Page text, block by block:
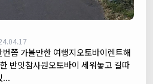
쯤 가볼만한 여행지오토바이렌트해
...